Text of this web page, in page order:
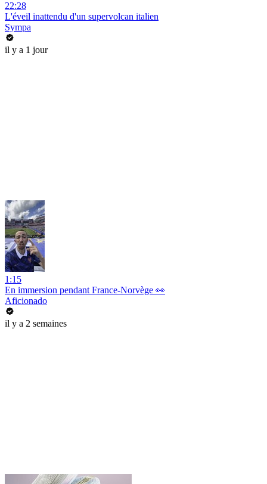
22:28
L'éveil inattendu d'un supervolcan italien
Sympa
il y a 1 jour
1:15
En immersion pendant France-Norvège 👀
Aficionado
il y a 2 semaines